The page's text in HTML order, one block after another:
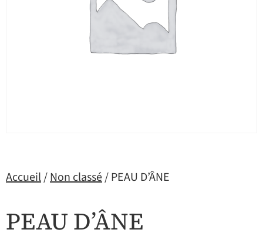
Accueil/Non classé/ PEAU D’ÂNE
PEAU D’ÂNE